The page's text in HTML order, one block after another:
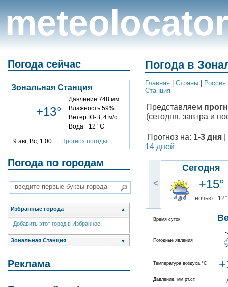
meteolocator
Погода сейчас
Зональная Станция
+13°
Давление 748 мм
Влажность 59%
Ветер Ю-В, 4 м/с
Вода +12 °C
9 авг, Вс, 1:00 Прогноз погоды
Погода по городам
Избранные города ▲
Добавить этот город в Избранное
Зональная Станция ▼
Реклама
Погода в
Главная Cтраны Россия
Станция
Представляем
(сегодня, завтра и
Прогноз на: 1-3 дня
14 дней
<
Сегодня
+15°
ночью +12°
Время суток
Погодные явления
Температура воздуха,°C
Давление, мм рт.ст.